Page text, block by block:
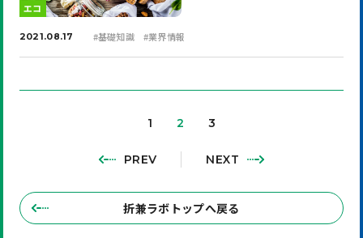
エコ
2021.08.17 #基礎知識 #業界情報
PREV
1 2 3
NEXT
折兼ラボトップへ戻る